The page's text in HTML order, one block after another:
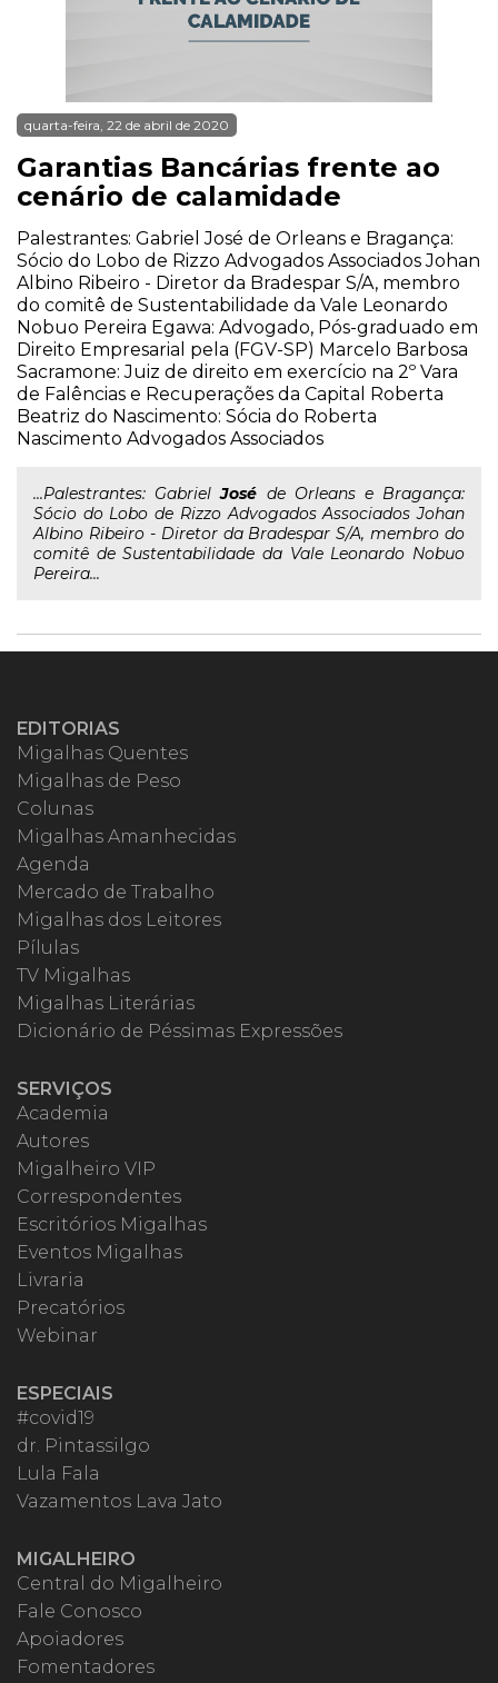
quarta-feira, 22 de abril de 2020
Garantias Bancárias frente ao
cenário de calamidade
Palestrantes: Gabriel José de Orleans e Bragança:
Sócio do Lobo de Rizzo Advogados Associados Johan
Albino Ribeiro - Diretor da Bradespar S/A, membro
do comitê de Sustentabilidade da Vale Leonardo
Nobuo Pereira Egawa: Advogado, Pós-graduado em
Direito Empresarial pela (FGV-SP) Marcelo Barbosa
Sacramone: Juiz de direito em exercício na 2º Vara
de Falências e Recuperações da Capital Roberta
Beatriz do Nascimento: Sócia do Roberta
Nascimento Advogados Associados
...Palestrantes: GabrielJosé de Orleans e Bragança:
Sócio do Lobo de Rizzo Advogados Associados Johan
Albino Ribeiro - Diretor da Bradespar S/A, membro do
comitê de Sustentabilidade da Vale Leonardo Nobuo
Pereira...
EDITORIAS
Migalhas Quentes
Migalhas de Peso
Colunas
Migalhas Amanhecidas
Agenda
Mercado de Trabalho
Migalhas dos Leitores
Pílulas
TV Migalhas
Migalhas Literárias
Dicionário de Péssimas Expressões
SERVIÇOS
Academia
Autores
Migalheiro VIP
Correspondentes
Escritórios Migalhas
Eventos Migalhas
Livraria
Precatórios
Webinar
ESPECIAIS
#covid19
dr. Pintassilgo
Lula Fala
Vazamentos Lava Jato
MIGALHEIRO
Central do Migalheiro
Fale Conosco
Apoiadores
Fomentadores